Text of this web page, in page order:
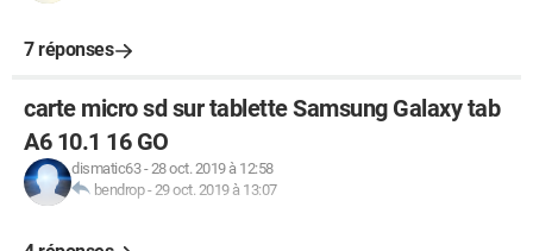
7 réponses
carte micro sd sur tablette Samsung Galaxy tab
A6 10.1 16 GO
dismatic63-28 oct. 2019 à 12:58
bendrop-29 oct. 2019 à 13:07